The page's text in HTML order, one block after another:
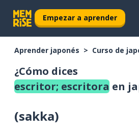
Empezar a aprender
Aprender japonés Curso de
¿Cómo dices
escritor; escritora en
(sakka)